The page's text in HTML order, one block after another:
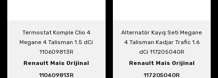
Termostat Komple Clio 4
Megane 4 Talisman 1.5 dCi
110609813R
Renault Mais Orijinal
110609813R
Alternatör Kayış Seti Megane
4 Talisman Kadjar Trafic 1.6
dCi 117205040R
Renault Mais Orijinal
117205040R